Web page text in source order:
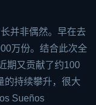
并非偶然。早在去
万份。结合此次全
期又贡献了约100
的持续攀升，很大
Sueños